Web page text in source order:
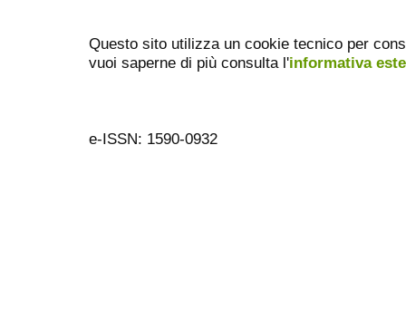
Questo sito utilizza un cookie tecnico per
vuoi saperne di più consulta l'informativa
e-ISSN: 1590-0932